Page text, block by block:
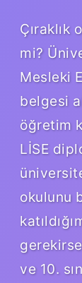
mi?
Mesleki
belgesi
öğretim
LİSE
okulunu
ve 10.